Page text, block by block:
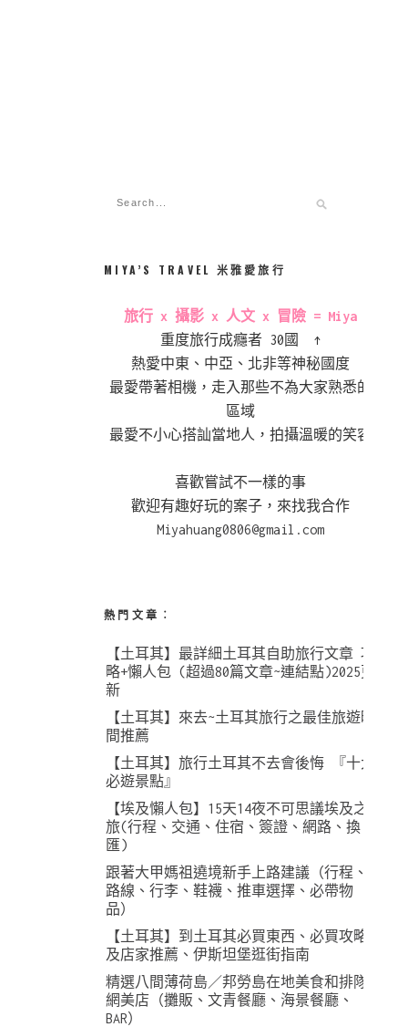
MIYA’S TRAVEL 米雅愛旅行
旅行 x 攝影 x 人文 x 冒險 = Miya
重度旅行成癮者 30國 ↑
熱愛中東、中亞、北非等神秘國度
最愛帶著相機，走入那些不為大家熟悉的
區域
最愛不小心搭訕當地人，拍攝溫暖的笑容
喜歡嘗試不一樣的事
歡迎有趣好玩的案子，來找我合作
Miyahuang0806@gmail.com
熱門文章︰
【土耳其】最詳細土耳其自助旅行文章 攻
略+懶人包 (超過80篇文章~連結點)2025更
新
【土耳其】來去~土耳其旅行之最佳旅遊時
間推薦
【土耳其】旅行土耳其不去會後悔 『十大
必遊景點』
【埃及懶人包】15天14夜不可思議埃及之
旅(行程、交通、住宿、簽證、網路、換
匯)
跟著大甲媽祖遶境新手上路建議（行程、
路線、行李、鞋襪、推車選擇、必帶物
品）
【土耳其】到土耳其必買東西、必買攻略
及店家推薦、伊斯坦堡逛街指南
精選八間薄荷島／邦勞島在地美食和排隊
網美店（攤販、文青餐廳、海景餐廳、
BAR）